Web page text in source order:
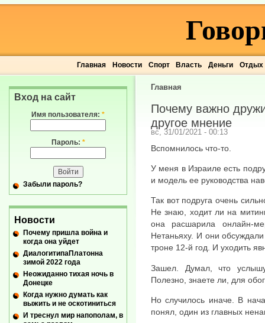
Главная Новости Спорт Власть Деньги Отдых
Главная
Почему важно
другое мнение
вс, 31/01/2021 - 00:13
Вспомнилось что-то.
У меня в Израиле есть
и модель ее руководства
Так вот подруга очень
Не знаю, ходит ли на
она расшарила онлайн-
Нетаньяху. И они
троне 12-й год. И уходить
Зашел. Думал, что
Полезно, знаете ли, для
Но случилось иначе. В
понял, один из главных
Вход на сайт
Имя пользователя: *
Пароль: *
Забыли пароль?
Новости
Почему пришла война и
когда она уйдет
ДиалогитипаПлатонна
зимой 2022 года
Неожиданно тихая ночь в
Донецке
Когда нужно думать как
выжить и не оскотиниться
И треснул мир напополам, в